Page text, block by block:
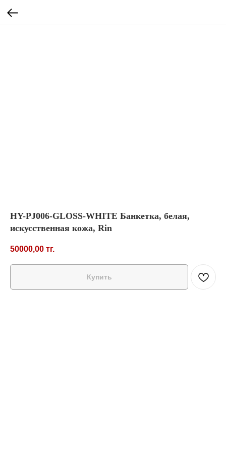
HY-PJ006-GLOSS-WHITE Банкетка, белая,
искусственная кожа, Rin
50000,00 тг.
Купить